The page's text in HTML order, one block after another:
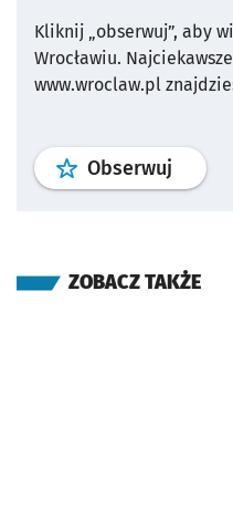
Kliknij „obserwuj”, aby
Wrocławiu.
www.wroclaw.pl
Obserwuj profil
ZOBACZ TAKŻE